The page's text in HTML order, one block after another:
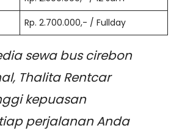
Rp. 2.700.000,- / Fullday
sewa bus cirebon
Thalita Rentcar
kepuasan
perjalanan Anda